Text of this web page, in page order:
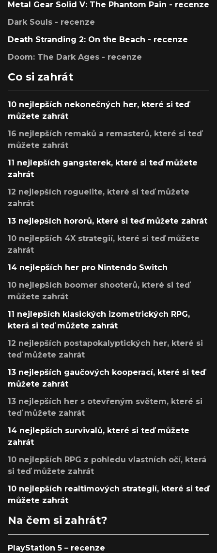
Metal Gear Solid V: The Phantom Pain - recenze
Dark Souls - recenze
Death Stranding 2: On the Beach - recenze
Doom: The Dark Ages - recenze
Co si zahrát
10 nejlepších nekonečných her, které si teď
můžete zahrát
16 nejlepších remaků a remasterů, které si teď
můžete zahrát
11 nejlepších gangsterek, které si teď můžete
zahrát
12 nejlepších roguelite, které si teď můžete
zahrát
13 nejlepších hororů, které si teď můžete zahrát
10 nejlepších 4X strategií, které si teď můžete
zahrát
14 nejlepších her pro Nintendo Switch
10 nejlepších boomer shooterů, které si teď
můžete zahrát
11 nejlepších klasických izometrických RPG,
která si teď můžete zahrát
12 nejlepších postapokalyptických her, které si
teď můžete zahrát
13 nejlepších gaučových kooperací, které si teď
můžete zahrát
13 nejlepších her s otevřeným světem, které si
teď můžete zahrát
14 nejlepších survivalů, které si teď můžete
zahrát
10 nejlepších RPG z pohledu vlastních očí, která
si teď můžete zahrát
10 nejlepších realtimových strategií, které si teď
můžete zahrát
Na čem si zahrát?
PlayStation 5 – recenze